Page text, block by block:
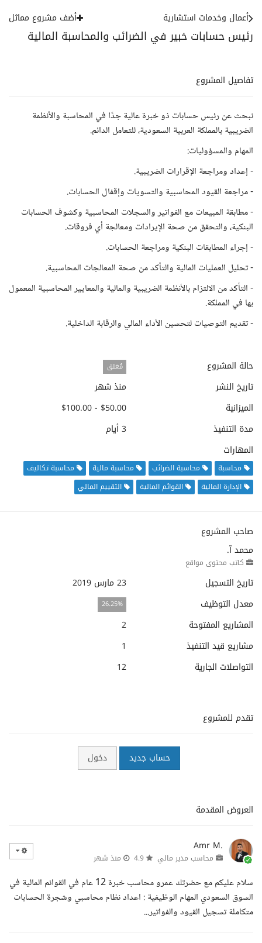
رئيس حسابات خبير في الضرائب والمحاسبة المالية
أعمال وخدمات استشارية أضف مشروع مماثل
تفاصيل المشروع
نبحث عن رئيس حسابات ذو خبرة عالية جدًا في المحاسبة والأنظمة
الضريبية بالمملكة العربية السعودية، للتعامل الدائم.
المهام والمسؤوليات:
- إعداد ومراجعة الإقرارات الضريبية.
- مراجعة القيود المحاسبية والتسويات وإقفال الحسابات.
- مطابقة المبيعات مع الفواتير والسجلات المحاسبية وكشوف الحسابات
البنكية، والتحقق من صحة الإيرادات ومعالجة أي فروقات.
- إجراء المطابقات البنكية ومراجعة الحسابات.
- تحليل العمليات المالية والتأكد من صحة المعالجات المحاسبية.
- التأكد من الالتزام بالأنظمة الضريبية والمالية والمعايير المحاسبية المعمول
بها في المملكة.
- تقديم التوصيات لتحسين الأداء المالي والرقابة الداخلية.
حالة المشروع مُغلق
تاريخ النشر
منذ شهر
الميزانية
$50.00 - $100.00
مدة التنفيذ
3 أيام
المهارات
محاسبة محاسبة الضرائب محاسبة مالية
محاسبة تكاليف
الإدارة المالية
القوائم المالية التقييم المالي
صاحب المشروع
محمد آ.
كاتب محتوى مواقع
تاريخ التسجيل
23 مارس 2019
معدل التوظيف
26.25%
المشاريع المفتوحة
2
مشاريع قيد التنفيذ
1
التواصلات الجارية
12
تقدم للمشروع
حساب جديد دخول
العروض المقدمة
Amr M.
محاسب مدير مالي منذ شهر
سلام عليكم مع حضرتك عمرو محاسب خبرة 12 عام في القوائم المالية في
السوق السعودي المهام الوظيفية : اعداد نظام محاسبي وشجرة الحسابات
متكاملة تسجيل القيود والفواتير...